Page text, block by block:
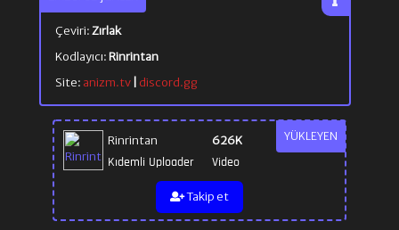
YÜKLEYEN
Rinrintan
Kıdemli Uploader
626K
Video
Takip et
Çeviri:Zırlak
Kodlayıcı:Rinrintan
Site: anizm.tv| discord.gg